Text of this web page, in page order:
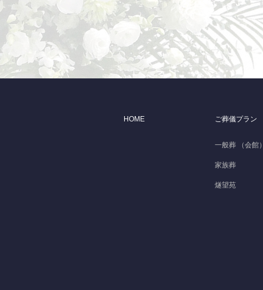
HOME ご葬儀プラン
一般葬 （会館）
家族葬
燧望苑